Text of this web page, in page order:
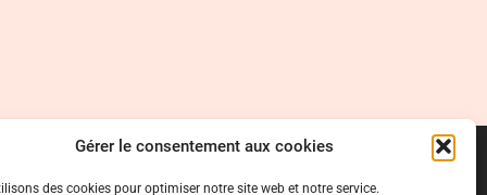
Gérer le consentement aux cookies
des cookies pour optimiser notre site web et notre service.